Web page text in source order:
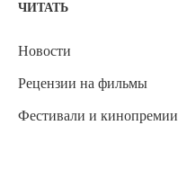
ЧИТАТЬ
Новости
Рецензии на фильмы
Фестивали и кинопремии